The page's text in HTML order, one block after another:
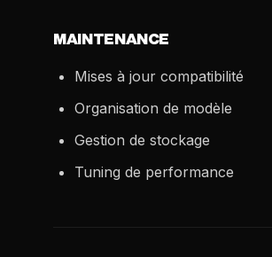
MAINTENANCE
Mises à jour compatibilité
Organisation de modèle
Gestion de stockage
Tuning de performance